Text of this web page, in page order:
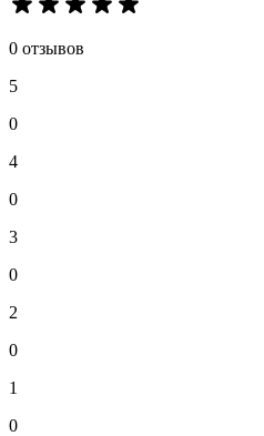
0 отзывов
5
0
4
0
3
0
2
0
1
0